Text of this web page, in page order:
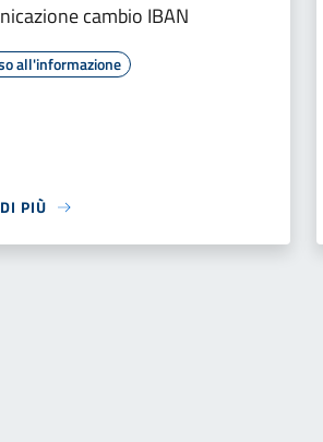
cambio IBAN
all'informazione
PIÙ